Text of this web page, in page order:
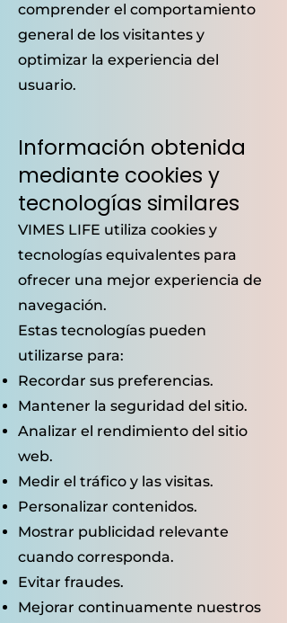
comprender el comportamiento
general de los visitantes y
optimizar la experiencia del
usuario.
Información obtenida
mediante cookies y
tecnologías similares
VIMES LIFE utiliza cookies y
tecnologías equivalentes para
ofrecer una mejor experiencia de
navegación.
Estas tecnologías pueden
utilizarse para:
Recordar sus preferencias.
Mantener la seguridad del sitio.
Analizar el rendimiento del sitio
web.
Medir el tráfico y las visitas.
Personalizar contenidos.
Mostrar publicidad relevante
cuando corresponda.
Evitar fraudes.
Mejorar continuamente nuestros